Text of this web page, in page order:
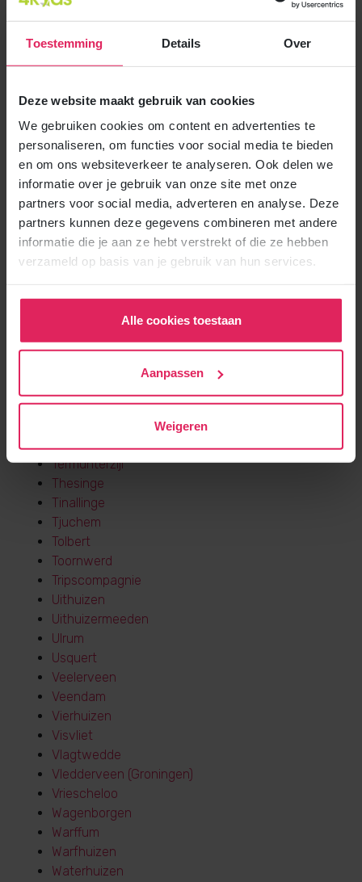
Toestemming Details Over
Deze website maakt gebruik van cookies
We gebruiken cookies om content en advertenties te
personaliseren, om functies voor social media te bieden
en om ons websiteverkeer te analyseren. Ook delen we
informatie over je gebruik van onze site met onze
partners voor social media, adverteren en analyse. Deze
partners kunnen deze gegevens combineren met andere
informatie die je aan ze hebt verstrekt of die ze hebben
verzameld op basis van je gebruik van hun services.
Alle cookies toestaan
Aanpassen
Weigeren
Sappemeer
Sauwerd
Schildwolde
Sebaldeburen
Sellingen
Siddeburen
Sint Annen
Slochteren
Spijk (Groningen)
Stadskanaal
Startenhuizen
't Zandt
Ter Apel
Termunten
Termunterzijl
Thesinge
Tinallinge
Tjuchem
Tolbert
Toornwerd
Tripscompagnie
Uithuizen
Uithuizermeeden
Ulrum
Usquert
Veelerveen
Veendam
Vierhuizen
Visvliet
Vlagtwedde
Vledderveen (Groningen)
Vriescheloo
Wagenborgen
Warffum
Warfhuizen
Waterhuizen